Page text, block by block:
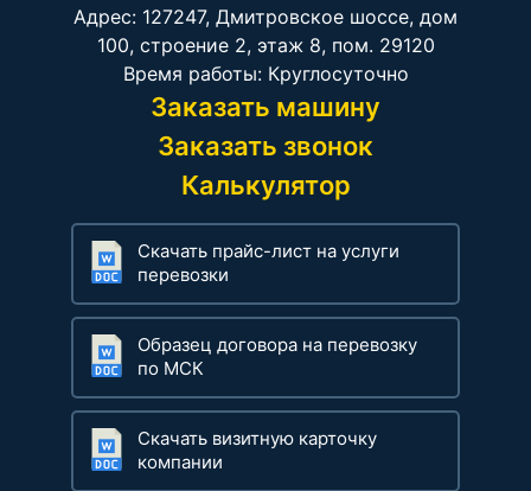
Адрес: 127247, Дмитровское шоссе, дом
100, строение 2, этаж 8, пом. 29120
Время работы: Круглосуточно
Заказать машину
Заказать звонок
Калькулятор
Скачать прайс-лист на услуги
перевозки
Образец договора на перевозку
по МСК
Скачать визитную карточку
компании